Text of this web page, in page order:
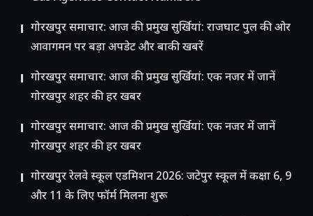
गोरखपुर समाचार: आज की प्रमुख सुर्खियां: राजघाट पुल की ओर
आवागमन पर बड़ा अपडेट और बाकी खबरें
गोरखपुर समाचार: आज की प्रमुख सुर्खियां: एक नजर में जानें
गोरखपुर शहर की हर खबर
गोरखपुर समाचार: आज की प्रमुख सुर्खियां: एक नजर में जानें
गोरखपुर शहर की हर खबर
गोरखपुर रेलवे स्कूल एडमिशन 2026: जटेपुर स्कूल में कक्षा 6, 9
और 11 के लिए फॉर्म मिलना शुरू